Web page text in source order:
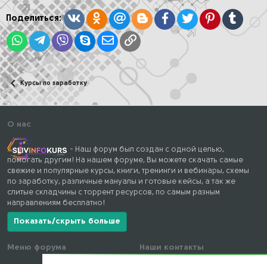
и
:
Поделиться: ВконтактеОдноклассники
Mail.ruBloggerFacebook
TwitterPinterestTumblr
WhatsAppTelegram
Viber SkypeЭлектронная почта
Ссылка
Курсы по заработку
О нас
- Наш форум был создан с одной целью,
помогать другим! На нашем форуме, Вы можете скачать самые
свежие и популярные курсы, книги, тренинги и вебинары, схемы
по заработку, различные мануалы и готовые кейсы, а так же
слитые складчины с торрент ресурсов, по самым разным
направлениям бесплатно!
Показать/скрыть больше
Меню форума Наши контакты